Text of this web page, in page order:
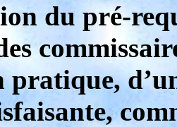
du pré-